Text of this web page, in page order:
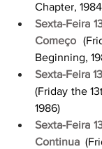
Chapter,
Sexta-Feira
Começo
Beginning,
Sexta-Feira
(Friday the
1986)
Sexta-Feira
Continua